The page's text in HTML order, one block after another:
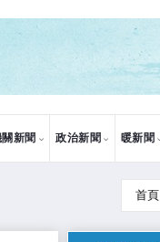
新聞 政治新聞 暖新聞
首頁